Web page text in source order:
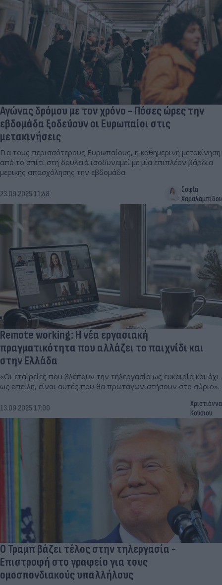
Αγώνας δρόμου με τον χρόνο - Πόσες ώρες την
εβδομάδα ξοδεύουν οι Ευρωπαίοι στις
μετακινήσεις
Για τους περισσότερους Ευρωπαίους, η καθημερινή μετακίνηση
από το σπίτι στη δουλειά ισοδυναμεί με μία επιπλέον βάρδια
μερικής απασχόλησης την εβδομάδα.
23.09.2025 11:48
Σοφία
Χαραλαμπίδου
Remote working: Η νέα εργασιακή
πραγματικότητα που αλλάζει το παιχνίδι και
στην Ελλάδα
«Οι εταιρείες που βλέπουν την τηλεργασία ως ευκαιρία και όχι
ως απειλή, είναι αυτές που θα πρωταγωνιστήσουν στο αύριο».
13.09.2025 17:00
Χριστιάννα
Κούσιου
Ο Τραμπ βάζει τέλος στην τηλεργασία -
Επιστροφή στο γραφείο για τους
ομοσπονδιακούς υπαλλήλους